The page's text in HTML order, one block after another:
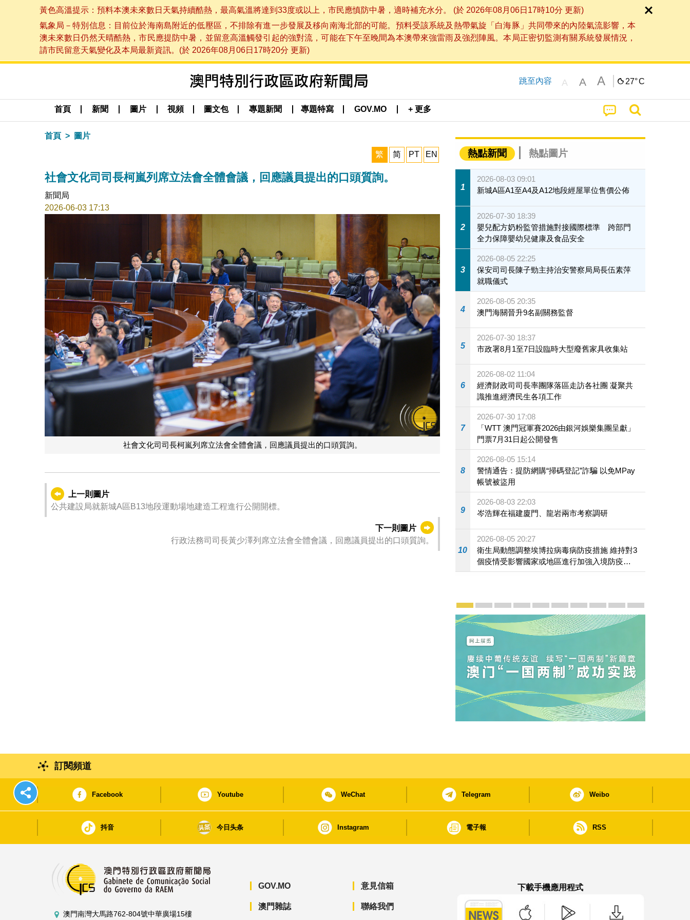
黃色高溫提示：預料本澳未來數日天氣持續酷熱，最高氣溫將達到33度或以上，市民應慎防中暑，適時補充水分。 (於 2026年08月06日17時10分 更新)
氣象局－特別信息：目前位於海南島附近的低壓區，不排除有進一步發展及移向南海北部的可能。預料受該系統及熱帶氣旋「白海豚」共同帶來的內陸氣流影響，本
澳未來數日仍然天晴酷熱，市民應提防中暑，並留意高溫觸發引起的強對流，可能在下午至晚間為本澳帶來強雷雨及強烈陣風。本局正密切監測有關系統發展情況，
請市民留意天氣變化及本局最新資訊。(於 2026年08月06日17時20分 更新)
跳至內容 A A A 27°C
首頁 新聞 圖片 視頻 圖文包 專題新聞 專題特寫 GOV.MO + 更多
首頁 圖片
繁 简 PT EN
社會文化司司長柯嵐列席立法會全體會議，回應議員提出的口頭質詢。
新聞局
2026-06-03 17:13
社會文化司司長柯嵐列席立法會全體會議，回應議員提出的口頭質詢。
上一則圖片
公共建設局就新城A區B13地段運動場地建造工程進行公開開標。
下一則圖片
行政法務司司長黃少澤列席立法會全體會議，回應議員提出的口頭質詢。
熱點新聞 熱點圖片
1
2026-08-03 09:01
新城A區A1至A4及A12地段經屋單位售價公佈
2
2026-07-30 18:39
嬰兒配方奶粉監管措施對接國際標準 跨部門
全力保障嬰幼兒健康及食品安全
3
2026-08-05 22:25
保安司司長陳子勁主持治安警察局局長伍素萍
就職儀式
4
2026-08-05 20:35
澳門海關晉升9名副關務監督
5
2026-07-30 18:37
市政署8月1至7日設臨時大型廢舊家具收集站
6
2026-08-02 11:04
經濟財政司司長率團隊落區走訪各社團 凝聚共
識推進經濟民生各項工作
7
2026-07-30 17:08
「WTT 澳門冠軍賽2026由銀河娛樂集團呈獻」
門票7月31日起公開發售
8
2026-08-05 15:14
警情通告：提防網購“掃碼登記”詐騙 以免MPay
帳號被盜用
9
2026-08-03 22:03
岑浩輝在福建廈門、龍岩兩市考察調研
10
2026-08-05 20:27
衛生局動態調整埃博拉病毒病防疫措施 維持對3
個疫情受影響國家或地區進行加強入境防疫措
施
宣傳及推廣
賡續中葡傳統友誼 續寫“一國兩制”新篇章 — 澳門“一國
澳門名片集
行政長官岑浩輝11月18日發表2026年施政報
施政特寫澳門特別行政區經濟和社會發展第
橫琴粵澳深度合作區專題網站
施政小講堂
走進澳門澳門相簿2020
《澳门微视
訂閱頻道
Facebook Youtube WeChat Telegram Weibo
抖音 今日头条 Instagram 電子報 RSS
澳門南灣大馬路762-804號中華廣場15樓
GOV.MO
澳門雜誌
意見信箱
聯絡我們
下載手機應用程式